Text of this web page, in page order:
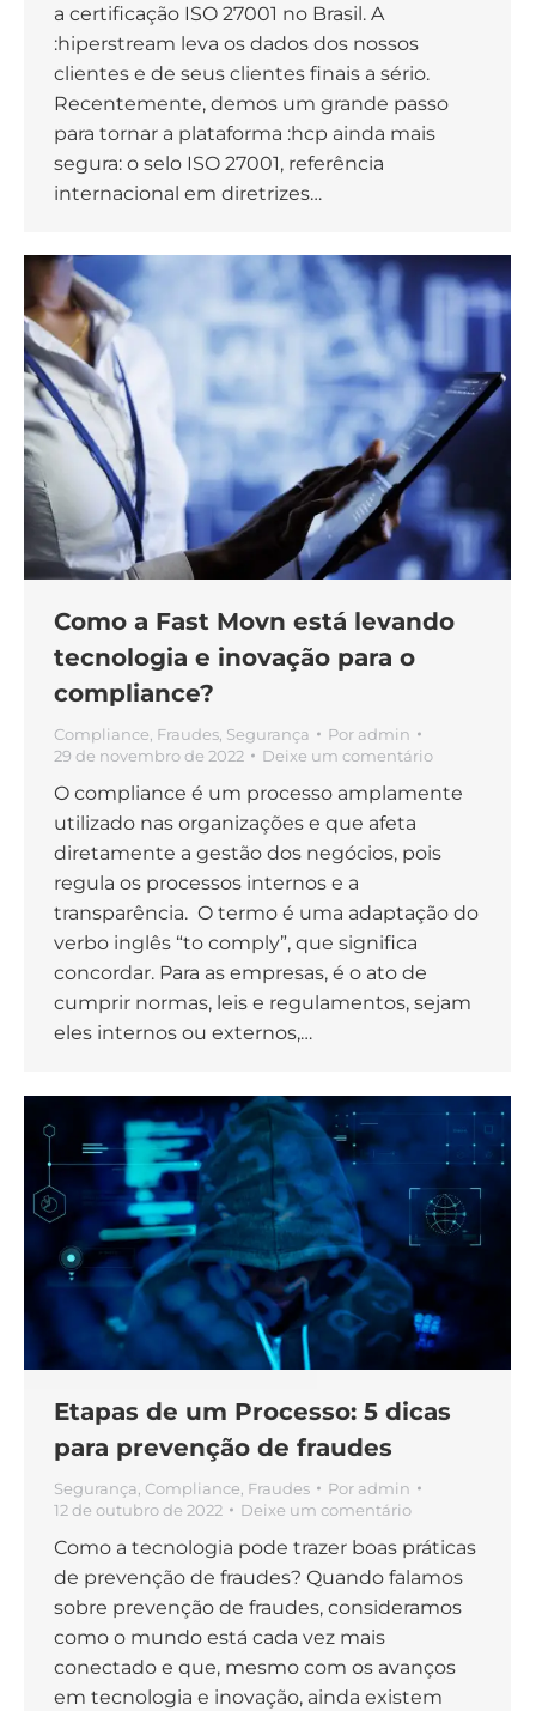
a certificação ISO 27001 no Brasil. A
:hiperstream leva os dados dos nossos
clientes e de seus clientes finais a sério.
Recentemente, demos um grande passo
para tornar a plataforma :hcp ainda mais
segura: o selo ISO 27001, referência
internacional em diretrizes…
Como a Fast Movn está levando
tecnologia e inovação para o
compliance?
Compliance Fraudes Segurança Por admin
29 de novembro de 2022
Deixe um comentário
O compliance é um processo amplamente
utilizado nas organizações e que afeta
diretamente a gestão dos negócios, pois
regula os processos internos e a
transparência. O termo é uma adaptação do
verbo inglês “to comply”, que significa
concordar. Para as empresas, é o ato de
cumprir normas, leis e regulamentos, sejam
eles internos ou externos,…
Etapas de um Processo: 5 dicas
para prevenção de fraudes
Segurança Compliance Fraudes Por admin
12 de outubro de 2022
Deixe um comentário
Como a tecnologia pode trazer boas práticas
de prevenção de fraudes? Quando falamos
sobre prevenção de fraudes, consideramos
como o mundo está cada vez mais
conectado e que, mesmo com os avanços
em tecnologia e inovação, ainda existem